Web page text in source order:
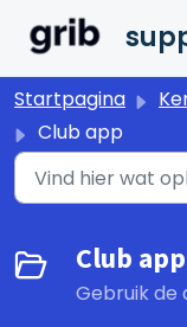
Startpagina
Club app
Club
Gebruik de